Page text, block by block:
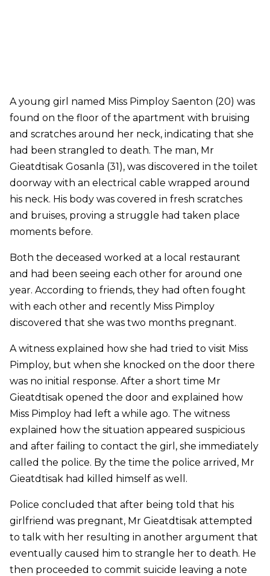
A young girl named Miss Pimploy Saenton (20) was
found on the floor of the apartment with bruising
and scratches around her neck, indicating that she
had been strangled to death. The man, Mr
Gieatdtisak Gosanla (31), was discovered in the toilet
doorway with an electrical cable wrapped around
his neck. His body was covered in fresh scratches
and bruises, proving a struggle had taken place
moments before.
Both the deceased worked at a local restaurant
and had been seeing each other for around one
year. According to friends, they had often fought
with each other and recently Miss Pimploy
discovered that she was two months pregnant.
A witness explained how she had tried to visit Miss
Pimploy, but when she knocked on the door there
was no initial response. After a short time Mr
Gieatdtisak opened the door and explained how
Miss Pimploy had left a while ago. The witness
explained how the situation appeared suspicious
and after failing to contact the girl, she immediately
called the police. By the time the police arrived, Mr
Gieatdtisak had killed himself as well.
Police concluded that after being told that his
girlfriend was pregnant, Mr Gieatdtisak attempted
to talk with her resulting in another argument that
eventually caused him to strangle her to death. He
then proceeded to commit suicide leaving a note